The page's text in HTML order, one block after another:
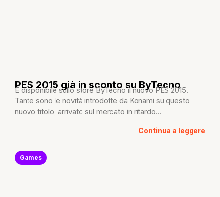
PES 2015 già in sconto su ByTecno
È disponibile sullo store ByTecno il nuovo PES 2015.
Tante sono le novità introdotte da Konami su questo
nuovo titolo, arrivato sul mercato in ritardo...
Continua a leggere
Games